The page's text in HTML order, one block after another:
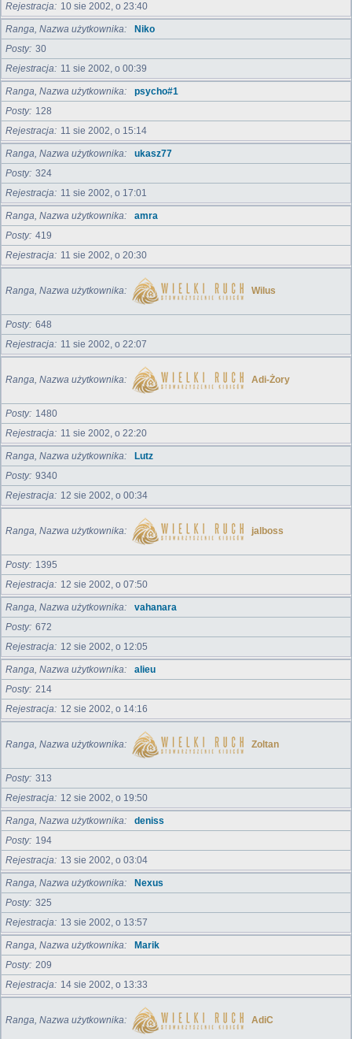
Rejestracja
10 sie 2002, o 23:40
Ranga, Nazwa użytkownika
Niko
Posty 30
Rejestracja
11 sie 2002, o 00:39
Ranga, Nazwa użytkownika
psycho#1
Posty
128
Rejestracja
11 sie 2002, o 15:14
Ranga, Nazwa użytkownika
ukasz77
Posty 324
Rejestracja
11 sie 2002, o 17:01
Ranga, Nazwa użytkownika
amra
Posty 419
Rejestracja
11 sie 2002, o 20:30
Ranga, Nazwa użytkownika Wilus
Posty 648
Rejestracja
11 sie 2002, o 22:07
Ranga, Nazwa użytkownika Adi-Żory
Posty
1480
Rejestracja
11 sie 2002, o 22:20
Ranga, Nazwa użytkownika
Lutz
Posty 9340
Rejestracja
12 sie 2002, o 00:34
Ranga, Nazwa użytkownika jalboss
Posty
1395
Rejestracja
12 sie 2002, o 07:50
Ranga, Nazwa użytkownika
vahanara
Posty 672
Rejestracja
12 sie 2002, o 12:05
Ranga, Nazwa użytkownika
alieu
Posty 214
Rejestracja
12 sie 2002, o 14:16
Ranga, Nazwa użytkownika Zoltan
Posty 313
Rejestracja
12 sie 2002, o 19:50
Ranga, Nazwa użytkownika
deniss
Posty
194
Rejestracja
13 sie 2002, o 03:04
Ranga, Nazwa użytkownika
Nexus
Posty 325
Rejestracja
13 sie 2002, o 13:57
Ranga, Nazwa użytkownika
Marik
Posty 209
Rejestracja
14 sie 2002, o 13:33
Ranga, Nazwa użytkownika AdiC